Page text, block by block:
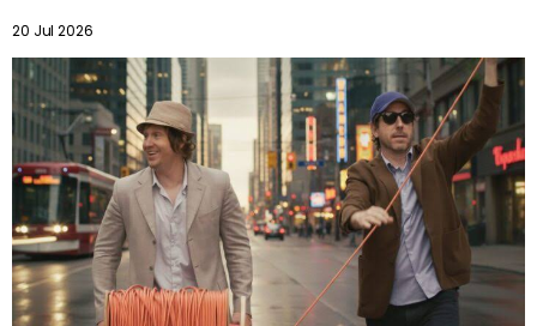
20 Jul 2026